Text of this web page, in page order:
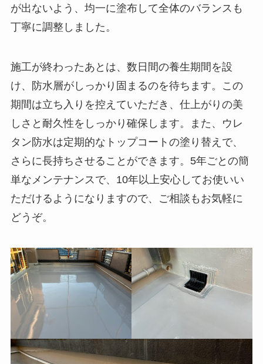
が出ないよう、均一に塗布して全体のバランスも
丁寧に調整しました。
施工が終わったあとは、数日間の養生期間を設
け、防水層がしっかり固まるのを待ちます。この
期間は立ち入りを控えていただき、仕上がりの美
しさと耐久性をしっかり確保します。また、ウレ
タン防水は定期的なトップコートの塗り替えで、
さらに長持ちさせることができます。5年ごとの簡
単なメンテナンスで、10年以上安心してお使いい
ただけるようになりますので、ご相談もお気軽に
どうぞ。